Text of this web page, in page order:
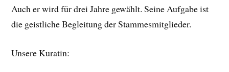
Auch er wird für drei Jahre gewählt. Seine Aufgabe ist
die geistliche Begleitung der Stammesmitglieder.
Unsere Kuratin: